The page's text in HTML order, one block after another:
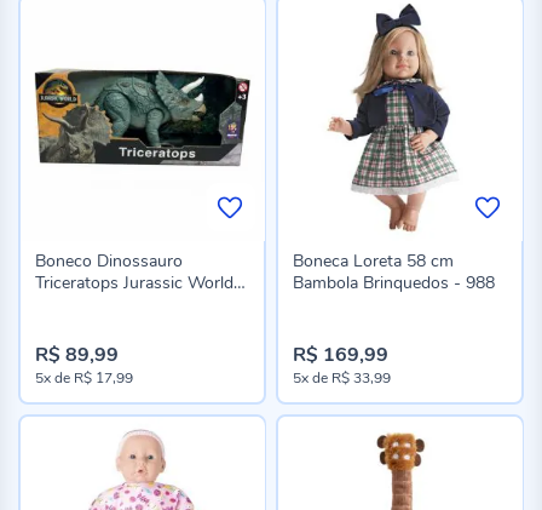
Boneco Dinossauro
Triceratops Jurassic World
R$ 89,99
5xde R$ 17,99
Boneca Loreta 58 cm
Bambola Brinquedos - 988
R$ 169,99
5xde R$ 33,99